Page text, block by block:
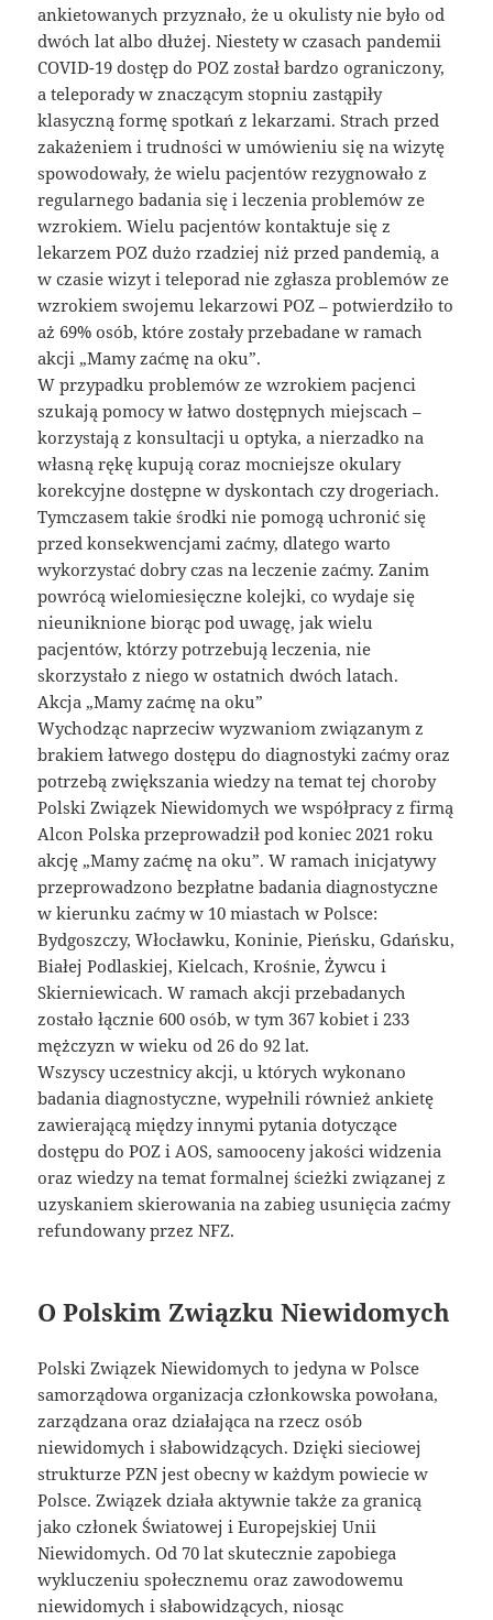
ankietowanych przyznało, że u okulisty nie było od
dwóch lat albo dłużej. Niestety w czasach pandemii
COVID-19 dostęp do POZ został bardzo ograniczony,
a teleporady w znaczącym stopniu zastąpiły
klasyczną formę spotkań z lekarzami. Strach przed
zakażeniem i trudności w umówieniu się na wizytę
spowodowały, że wielu pacjentów rezygnowało z
regularnego badania się i leczenia problemów ze
wzrokiem. Wielu pacjentów kontaktuje się z
lekarzem POZ dużo rzadziej niż przed pandemią, a
w czasie wizyt i teleporad nie zgłasza problemów ze
wzrokiem swojemu lekarzowi POZ – potwierdziło to
aż 69% osób, które zostały przebadane w ramach
akcji „Mamy zaćmę na oku”.
W przypadku problemów ze wzrokiem pacjenci
szukają pomocy w łatwo dostępnych miejscach –
korzystają z konsultacji u optyka, a nierzadko na
własną rękę kupują coraz mocniejsze okulary
korekcyjne dostępne w dyskontach czy drogeriach.
Tymczasem takie środki nie pomogą uchronić się
przed konsekwencjami zaćmy, dlatego warto
wykorzystać dobry czas na leczenie zaćmy. Zanim
powrócą wielomiesięczne kolejki, co wydaje się
nieuniknione biorąc pod uwagę, jak wielu
pacjentów, którzy potrzebują leczenia, nie
skorzystało z niego w ostatnich dwóch latach.
Akcja „Mamy zaćmę na oku”
Wychodząc naprzeciw wyzwaniom związanym z
brakiem łatwego dostępu do diagnostyki zaćmy oraz
potrzebą zwiększania wiedzy na temat tej choroby
Polski Związek Niewidomych we współpracy z firmą
Alcon Polska przeprowadził pod koniec 2021 roku
akcję „Mamy zaćmę na oku”. W ramach inicjatywy
przeprowadzono bezpłatne badania diagnostyczne
w kierunku zaćmy w 10 miastach w Polsce:
Bydgoszczy, Włocławku, Koninie, Pieńsku, Gdańsku,
Białej Podlaskiej, Kielcach, Krośnie, Żywcu i
Skierniewicach. W ramach akcji przebadanych
zostało łącznie 600 osób, w tym 367 kobiet i 233
mężczyzn w wieku od 26 do 92 lat.
Wszyscy uczestnicy akcji, u których wykonano
badania diagnostyczne, wypełnili również ankietę
zawierającą między innymi pytania dotyczące
dostępu do POZ i AOS, samooceny jakości widzenia
oraz wiedzy na temat formalnej ścieżki związanej z
uzyskaniem skierowania na zabieg usunięcia zaćmy
refundowany przez NFZ.
O Polskim Związku Niewidomych
Polski Związek Niewidomych to jedyna w Polsce
samorządowa organizacja członkowska powołana,
zarządzana oraz działająca na rzecz osób
niewidomych i słabowidzących. Dzięki sieciowej
strukturze PZN jest obecny w każdym powiecie w
Polsce. Związek działa aktywnie także za granicą
jako członek Światowej i Europejskiej Unii
Niewidomych. Od 70 lat skutecznie zapobiega
wykluczeniu społecznemu oraz zawodowemu
niewidomych i słabowidzących, niosąc